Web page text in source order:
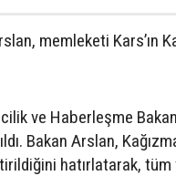
memleketi Kars’ın
ve Haberleşme
Bakan Arslan,
hatırlatarak, tüm